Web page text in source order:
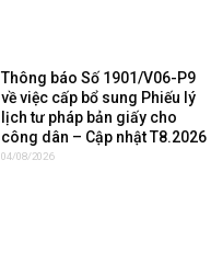
Thông báo Số 1901/V06-P9
về việc cấp bổ sung Phiếu lý
lịch tư pháp bản giấy cho
công dân – Cập nhật T8.2026
04/08/2026